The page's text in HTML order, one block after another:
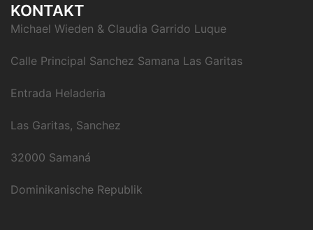
KONTAKT
Michael Wieden & Claudia Garrido Luque
Calle Principal Sanchez Samana Las Garitas
Entrada Heladeria
Las Garitas, Sanchez
32000 Samaná
Dominikanische Republik